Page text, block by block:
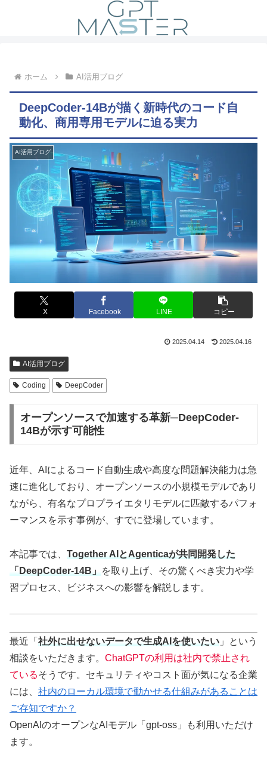
ホーム AI活用ブログ
DeepCoder-14Bが描く新時代のコード自
動化、商用専用モデルに迫る実力
AI活用ブログ
X Facebook LINE コピー
2025.04.14 2025.04.16
AI活用ブログ
Coding DeepCoder
オープンソースで加速する革新─DeepCoder-
14Bが示す可能性
近年、AIによるコード自動生成や高度な問題解決能力は急
速に進化しており、オープンソースの小規模モデルであり
ながら、有名なプロプライエタリモデルに匹敵するパフォ
ーマンスを示す事例が、すでに登場しています。
本記事では、 Together AIとAgenticaが共同開発した
「DeepCoder-14B」 を取り上げ、その驚くべき実力や学
習プロセス、ビジネスへの影響を解説します。
最近「 社外に出せないデータで生成AIを使いたい 」という
相談をいただきます。 ChatGPTの利用は社内で禁止され
ているそうです。セキュリティやコスト面が気になる企業
には、 社内のローカル環境で動かせる仕組みがあることは
ご存知ですか？
OpenAIのオープンなAIモデル「gpt-oss」も利用いただけ
ます。